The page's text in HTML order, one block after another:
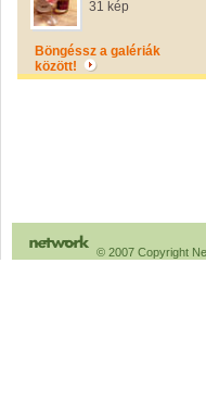
31 kép
Böngéssz a galériák
között!
© 2007 Copyright